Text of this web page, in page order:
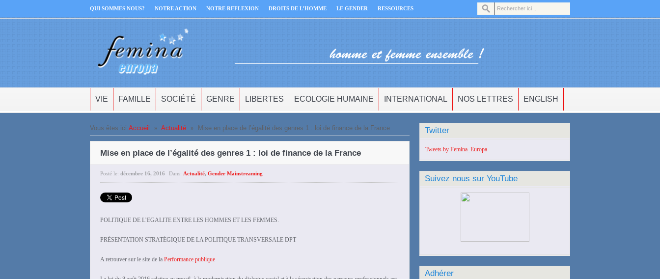
QUI SOMMES NOUS? NOTRE ACTION NOTRE REFLEXION DROITS DE L’HOMME LE GENDER RESSOURCES
VIE FAMILLE SOCIÉTÉ GENRE LIBERTES ECOLOGIE HUMAINE INTERNATIONAL NOS LETTRES ENGLISH
Vous êtes ici:Accueil » Actualité » Mise en place de l’égalité des genres 1 : loi de finance de la France
Mise en place de l’égalité des genres 1 : loi de finance de la France
Posté le: décembre 16, 2016 Dans: Actualité, Gender Mainstreaming
POLITIQUE DE L’EGALITE ENTRE LES HOMMES ET LES FEMMES.
PRÉSENTATION STRATÉGIQUE DE LA POLITIQUE TRANSVERSALE DPT
A retrouver sur le site de la Performance publique
Twitter
Tweets by Femina_Europa
Suivez nous sur YouTube
Adhérer